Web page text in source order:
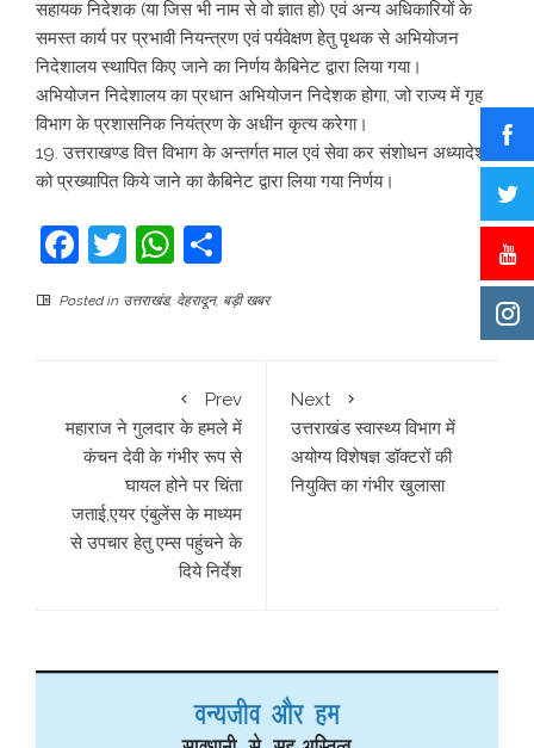
सहायक निदेशक (या जिस भी नाम से वो ज्ञात हो) एवं अन्य अधिकारियों के
समस्त कार्य पर प्रभावी नियन्त्रण एवं पर्यवेक्षण हेतु पृथक से अभियोजन
निदेशालय स्थापित किए जाने का निर्णय कैबिनेट द्वारा लिया गया।
अभियोजन निदेशालय का प्रधान अभियोजन निदेशक होगा, जो राज्य में गृह
विभाग के प्रशासनिक नियंत्रण के अधीन कृत्य करेगा।
19. उत्तराखण्ड वित्त विभाग के अन्तर्गत माल एवं सेवा कर संशोधन अध्यादेश
को प्रख्यापित किये जाने का कैबिनेट द्वारा लिया गया निर्णय।
Facebook
TwitterWhatsApp
Posted in उत्तराखंड, देहरादून, बड़ी खबर
Prev
महाराज ने गुलदार के हमले में
कंचन देवी के गंभीर रूप से
घायल होने पर चिंता
जताई,एयर एंबुलेंस के माध्यम
से उपचार हेतु एम्स पहुंचने के
दिये निर्देश
Next
उत्तराखंड स्वास्थ्य विभाग में
अयोग्य विशेषज्ञ डॉक्टरों की
नियुक्ति का गंभीर खुलासा